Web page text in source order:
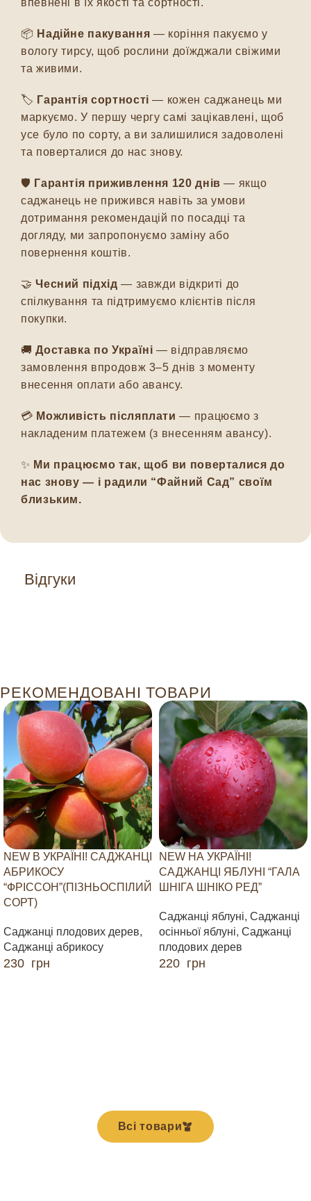
Відгуки
📦 Надійне пакування — коріння пакуємо у
вологу тирсу, щоб рослини доїжджали свіжими
та живими.
🏷️ Гарантія сортності — кожен саджанець ми
маркуємо. У першу чергу самі зацікавлені, щоб
усе було по сорту, а ви залишилися задоволені
та поверталися до нас знову.
🛡️ Гарантія приживлення 120 днів — якщо
саджанець не прижився навіть за умови
дотримання рекомендацій по посадці та
догляду, ми запропонуємо заміну або
повернення коштів.
🤝Чесний підхід — завжди відкриті до
спілкування та підтримуємо клієнтів після
покупки.
🚚Доставка по Україні — відправляємо
замовлення впродовж 3–5 днів з моменту
внесення оплати або авансу.
💳 Можливість післяплати — працюємо з
накладеним платежем (з внесенням авансу).
✨ Ми працюємо так, щоб ви поверталися до
нас знову — і радили “Файний Сад” своїм
близьким.
РЕКОМЕНДОВАНІ ТОВАРИ
NEW В УКРАЇНІ! САДЖАНЦІ
АБРИКОСУ
“ФРІССОН”(ПІЗНЬОСПІЛИЙ
СОРТ)
Саджанці плодових дерев,
Саджанці абрикосу
230 грн
NEW НА УКРАЇНІ!
САДЖАНЦІ ЯБЛУНІ “ГАЛА
ШНІГА ШНІКО РЕД”
Саджанці яблуні, Саджанці
осінньої яблуні, Саджанці
плодових дерев
220 грн
Всі товари